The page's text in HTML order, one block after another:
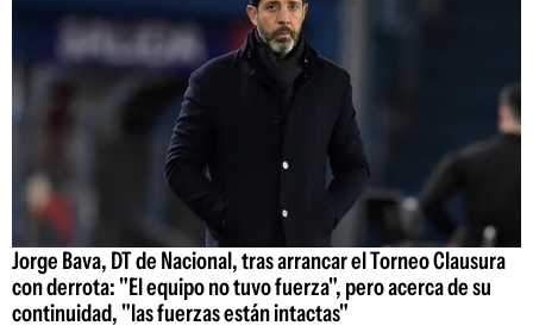
Jorge Bava, DT de Nacional, tras arrancar el Torneo Clausura
con derrota: "El equipo no tuvo fuerza", pero acerca de su
continuidad, "las fuerzas están intactas"